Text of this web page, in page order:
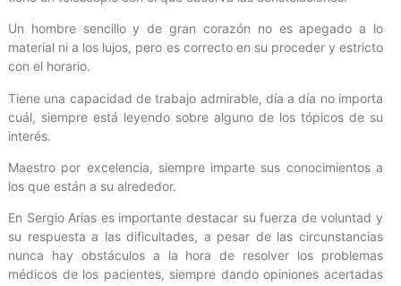
Un hombre sencillo y de gran corazón no es apegado a lo
material ni a los lujos, pero es correcto en su proceder y estricto
con el horario.
Tiene una capacidad de trabajo admirable, día a día no importa
cuál, siempre está leyendo sobre alguno de los tópicos de su
interés.
Maestro por excelencia, siempre imparte sus conocimientos a
los que están a su alrededor.
En Sergio Arias es importante destacar su fuerza de voluntad y
su respuesta a las dificultades, a pesar de las circunstancias
nunca hay obstáculos a la hora de resolver los problemas
médicos de los pacientes, siempre dando opiniones acertadas